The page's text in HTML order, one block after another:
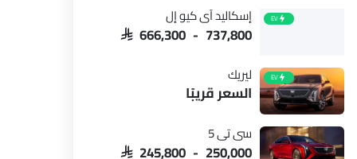
الكونسول المركزي
EV إسكاليد آي كيو إل
SAR 666,300 - 737,800
EV ليريك
السعر قريبًا
سي تي 5
SAR 245,800 - 250,000